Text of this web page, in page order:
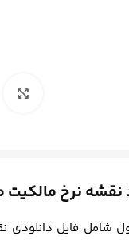
نرخ مالکیت مسکونی